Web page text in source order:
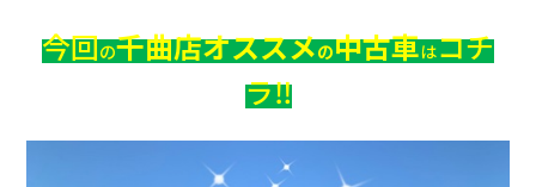
アフターサポート
会社情報
今回の千曲店オススメの中古車はコチ
ラ‼